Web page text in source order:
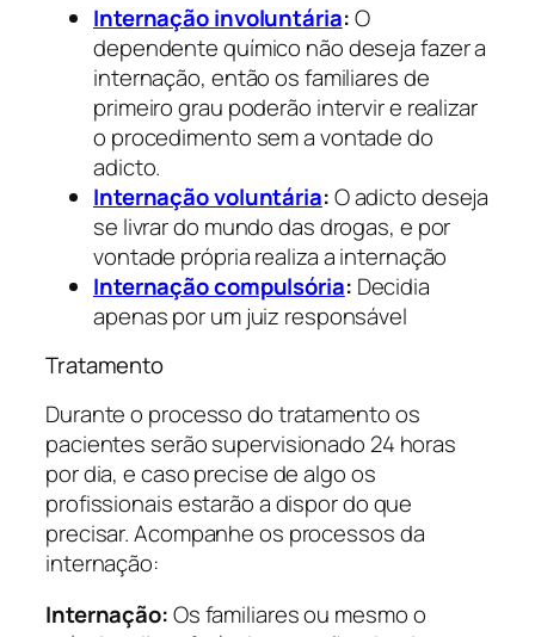
Internação involuntária:O
dependente químico não deseja fazer a
internação, então os familiares de
primeiro grau poderão intervir e realizar
o procedimento sem a vontade do
adicto.
Internação voluntária:O adicto deseja
se livrar do mundo das drogas, e por
vontade própria realiza a internação
Internação compulsória: Decidia
apenas por um juiz responsável
Tratamento
Durante o processo do tratamento os
pacientes serão supervisionado 24 horas
por dia, e caso precise de algo os
profissionais estarão a dispor do que
precisar. Acompanhe os processos da
internação:
Internação:Os familiares ou mesmo o